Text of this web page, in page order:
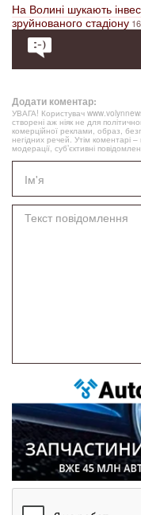
На Волині шукають
зруйнованого стадіону
Додати коментар:
УВАГА! Користувач
створені аж ніяк не для
комерційної реклами, образ,
негідних речей. Утім коментарі
модерації, суб’єктивні